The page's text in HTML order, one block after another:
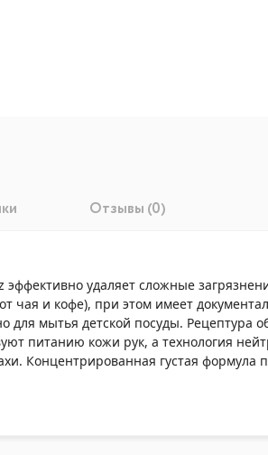
Отзывы (0)
эффективно удаляет сложные
чая и кофе), при этом имеет
для мытья детской посуды. Рецептура
питанию кожи рук, а технология
Концентрированная густая формула